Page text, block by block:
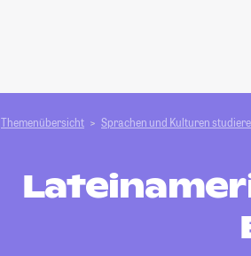
Themenübersicht Sprachen und Kulturen